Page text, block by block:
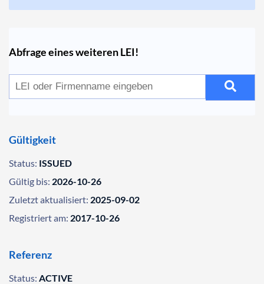
Abfrage eines weiteren LEI!
Gültigkeit
Status: ISSUED
Gültig bis: 2026-10-26
Zuletzt aktualisiert: 2025-09-02
Registriert am: 2017-10-26
Referenz
Status: ACTIVE